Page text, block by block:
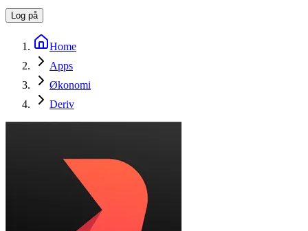
Log på
Home
Apps
Økonomi
Deriv